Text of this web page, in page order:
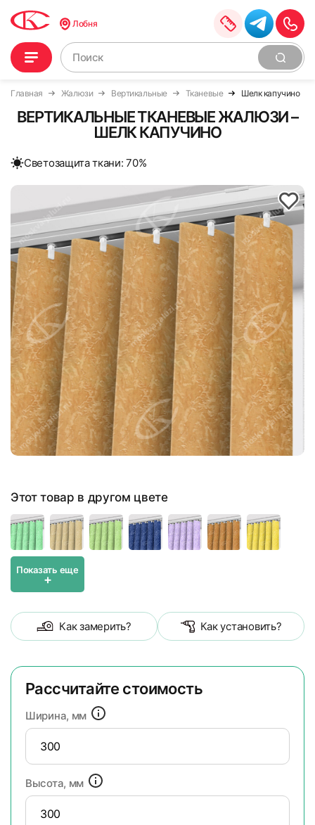
Лобня
Главная Жалюзи Вертикальные Тканевые Шелк капучино
ВЕРТИКАЛЬНЫЕ ТКАНЕВЫЕ ЖАЛЮЗИ –
ШЕЛК КАПУЧИНО
Cветозащита ткани: 70%
Этот товар в другом цвете
Показать еще
+
Как замерить? Как установить?
Рассчитайте стоимость
Ширина, мм
Высота, мм